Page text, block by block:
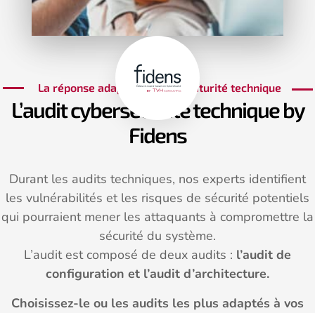
La réponse adaptée à votre maturité technique
L’audit cybersécurité technique by
Fidens
Durant les audits techniques, nos experts identifient
les vulnérabilités et les risques de sécurité potentiels
qui pourraient mener les attaquants à compromettre la
sécurité du système.
L’audit est composé de deux audits : l’audit de
configuration et l’audit d’architecture.
Choisissez-le ou les audits les plus adaptés à vos